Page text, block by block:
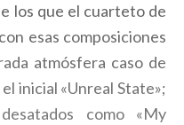
los que el cuarteto de
esas composiciones
atmósfera caso de
inicial «Unreal State»;
como «My